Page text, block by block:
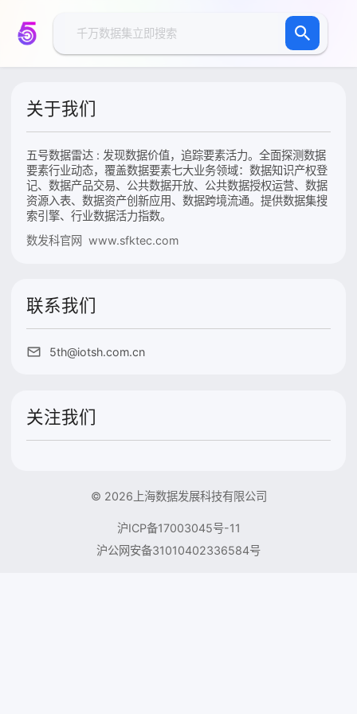
关于我们
五号数据雷达 : 发现数据价值，追踪要素活力。全面探测数据
要素行业动态，覆盖数据要素七大业务领域：数据知识产权登
记、数据产品交易、公共数据开放、公共数据授权运营、数据
资源入表、数据资产创新应用、数据跨境流通。提供数据集搜
索引擎、行业数据活力指数。
数发科官网 www.sfktec.com
联系我们
5th@iotsh.com.cn
关注我们
© 2026上海数据发展科技有限公司
沪ICP备17003045号-11
沪公网安备31010402336584号